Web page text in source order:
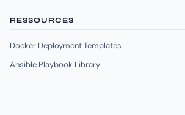
RESSOURCES
Docker Deployment Templates
Ansible Playbook Library